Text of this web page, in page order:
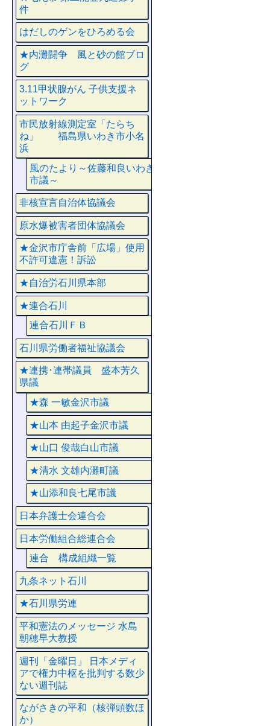
件
はだしのゲンをひろめる会
★内灘闘争 風と砂の館ブロ
グ
3.11甲状腺がん 子供支援ネ
ットワーク
市民放射線測定室「たらち
ね」 福島県いわき市小名
浜
風のたより～佐藤和良いわき
市議～
非核宣言自治体協議会
原水爆被害者団体協議会
★金沢市庁舎前「広場」使用
不許可違憲！訴訟
★自治労石川県本部
★連合石川
連合石川ＦＢ
石川県労働者福祉協議会
★連携･連帯議員 盛本芳久
県議
★森 一敏金沢市議
★山本 由起子金沢市議
★山口 俊哉白山市議
★清水 文雄内灘町議
★山添和良七尾市議
日本弁護士会連合会
日本労働組合総連合会
連合 構成組織一覧
九条ネット石川
★石川県労連
平和憲法のメッセージ 水島
朝穂早大教授
週刊「金曜日」 日本メディ
アで権力中枢を批判する数少
ない週刊誌
ながさきの平和（核弾頭数ほ
か）